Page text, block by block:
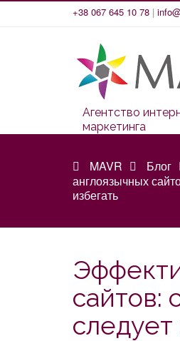
+38 067 645 10 78 |
Агентство
маркетинга
MAVR Блог
англоязычных
избегать
сайтов:
следует